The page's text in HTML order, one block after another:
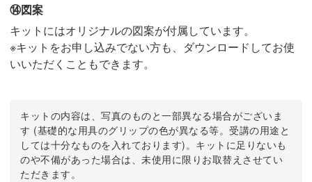
⑭図案
キットにはオリジナルの図案が付属しています。
※キットをお申し込みでない方も、ダウンロードしてお使
いいただくこともできます。
キットの内容は、写真のものと一部異なる場合がございま
す (基礎的な用具のグリップの色が異なる等。受講の用途と
しては十分なものを入れております)。キットに足りないも
のや不備があった場合は、未使用に限りお取替えさせてい
ただきます。